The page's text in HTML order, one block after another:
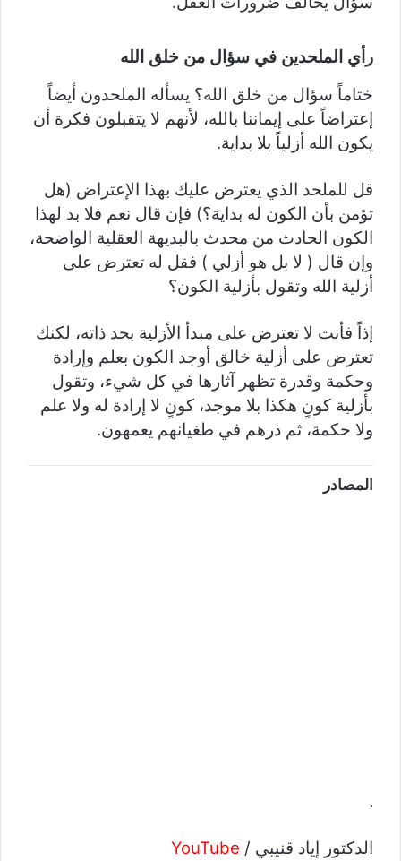
رأي الملحدين في سؤال من خلق الله
ختاماً سؤال من خلق الله؟ يسأله الملحدون أيضاً
إعتراضاً على إيماننا بالله، لأنهم لا يتقبلون فكرة أن
يكون الله أزلياً بلا بداية.
قل للملحد الذي يعترض عليك بهذا الإعتراض (هل
تؤمن بأن الكون له بداية؟) فإن قال نعم فلا بد لهذا
الكون الحادث من محدث بالبديهة العقلية الواضحة،
وإن قال ( لا بل هو أزلي ) فقل له تعترض على
أزلية الله وتقول بأزلية الكون؟
إذاً فأنت لا تعترض على مبدأ الأزلية بحد ذاته، لكنك
تعترض على أزلية خالق أوجد الكون بعلم وإرادة
وحكمة وقدرة تظهر آثارها في كل شيء، وتقول
بأزلية كونٍ هكذا بلا موجد، كونٍ لا إرادة له ولا علم
ولا حكمة، ثم ذرهم في طغيانهم يعمهون.
المصادر
.
الدكتور إياد قنيبي / YouTube